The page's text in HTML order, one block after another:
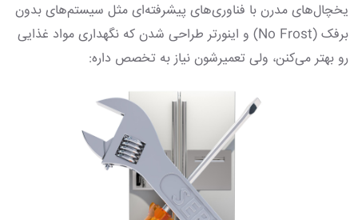
یخچال‌های مدرن با فناوری‌های پیشرفته‌ای مثل سیستم‌های بدون
برفک (No Frost) و اینورتر طراحی شدن که نگهداری مواد غذایی
رو بهتر می‌کنن، ولی تعمیرشون نیاز به تخصص داره: